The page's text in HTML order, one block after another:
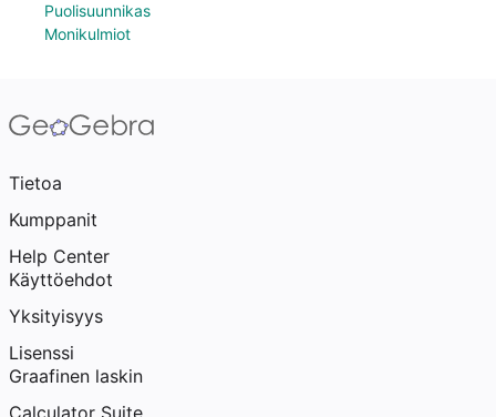
Puolisuunnikas
Monikulmiot
Tietoa
Kumppanit
Help Center
Käyttöehdot
Yksityisyys
Lisenssi
Graafinen laskin
Calculator Suite